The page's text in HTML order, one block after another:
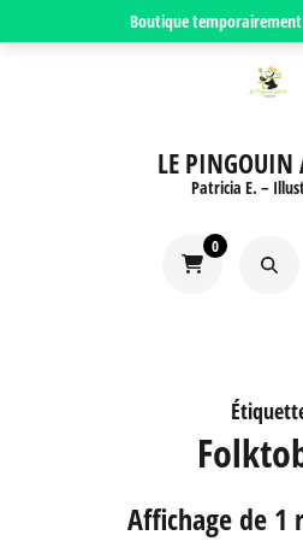
Boutique
LE PINGOUIN
Patricia E. –
0
Affichage de 1